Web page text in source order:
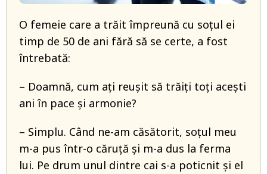
O femeie care a trăit împreună cu soțul ei
timp de 50 de ani fără să se certe, a fost
întrebată:
– Doamnă, cum ați reușit să trăiți toți acești
ani în pace și armonie?
– Simplu. Când ne-am căsătorit, soțul meu
m-a pus într-o căruță și m-a dus la ferma
lui. Pe drum unul dintre cai s-a poticnit și el